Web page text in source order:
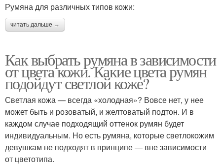
Румяна для различных типов кожи:
читать дальше →
Как выбрать румяна в зависимости
от цвета кожи. Какие цвета румян
подойдут светлой коже?
Светлая кожа — всегда «холодная»? Вовсе нет, у нее
может быть и розоватый, и желтоватый подтон. И в
каждом случае подходящий оттенок румян будет
индивидуальным. Но есть румяна, которые светлокожим
девушкам не подходят в принципе — вне зависимости
от цветотипа.